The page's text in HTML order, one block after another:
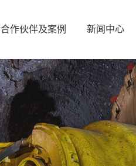
合作伙伴及案例 新闻中心